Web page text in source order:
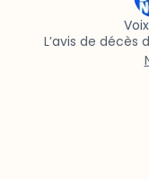
L’avis de décès